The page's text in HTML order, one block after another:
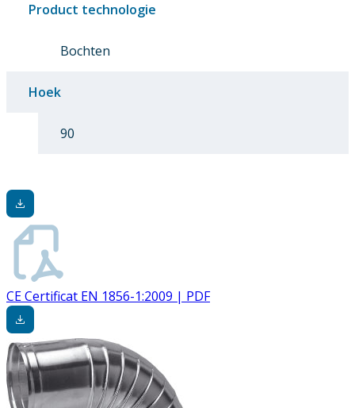
Product technologie
Bochten
Hoek
90
CE Certificat EN 1856-1:2009 | PDF